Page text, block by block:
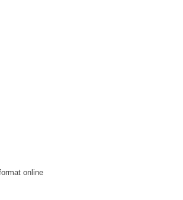
online